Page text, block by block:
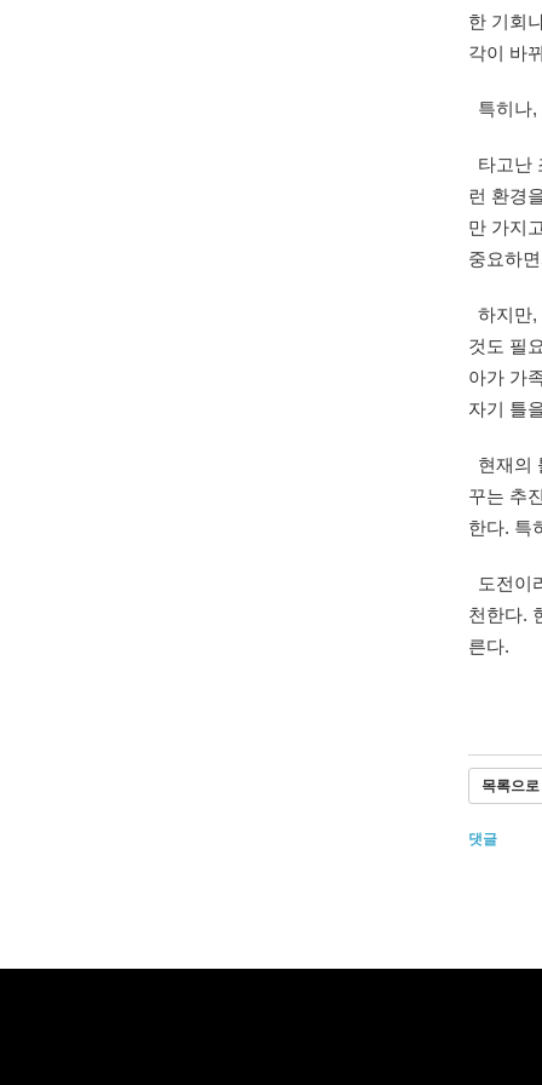
한 기회
각이 바
특히나,
타고난
런 환경
만 가지
중요하
하지만,
것도 필
아가 가
자기 틀
현재의
꾸는 추
한다. 특
도전이
천한다.
른다.
목록으로
댓글